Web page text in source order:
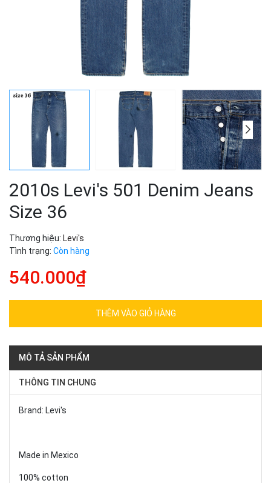
2010s Levi's 501 Denim Jeans
Size 36
Thương hiệu: Levi's
Tình trạng: Còn hàng
540.000₫
THÊM VÀO GIỎ HÀNG
MÔ TẢ SẢN PHẨM
THÔNG TIN CHUNG
Brand: Levi's
Made in Mexico
100% cotton